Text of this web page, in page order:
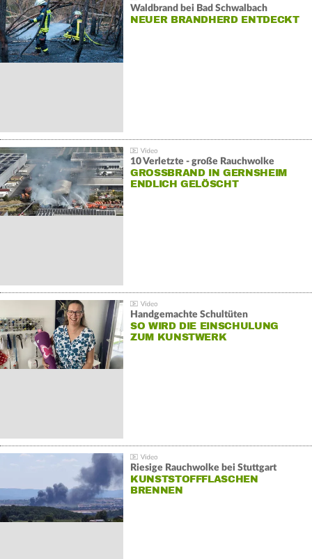
Waldbrand bei Bad Schwalbach
NEUER BRANDHERD ENTDECKT
10 Verletzte - große Rauchwolke
GROSSBRAND IN GERNSHEIM E
NDLICH GELÖSCHT
Handgemachte Schultüten
SO WIRD DIE EINSCHULUNG
ZUM KUNSTWERK
Riesige Rauchwolke bei Stuttgart
KUNSTSTOFFFLASCHEN
BRENNEN